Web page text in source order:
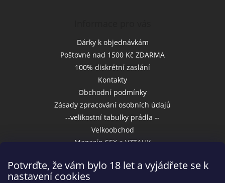
Potvrďte, že vám bylo 18 let a vyjádřete se k
nastavení cookies
Dárky k objednávkám
Poštovné nad 1500 Kč ZDARMA
100% diskrétní zaslání
Kontakty
Obchodní podmínky
Zásady zpracování osobních údajů
--velikostní tabulky prádla --
Velkoobchod
Magazín SEX a VZTAHY